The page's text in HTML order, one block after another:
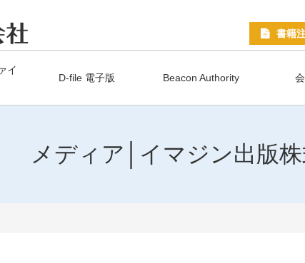
書籍
イ
D-file 電子版 Beacon Authority
メディア│イマジン出版